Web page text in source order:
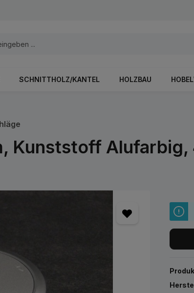
SCHNITTHOLZ/KANTEL HOLZBAU
Kunststoff Alufarbig,